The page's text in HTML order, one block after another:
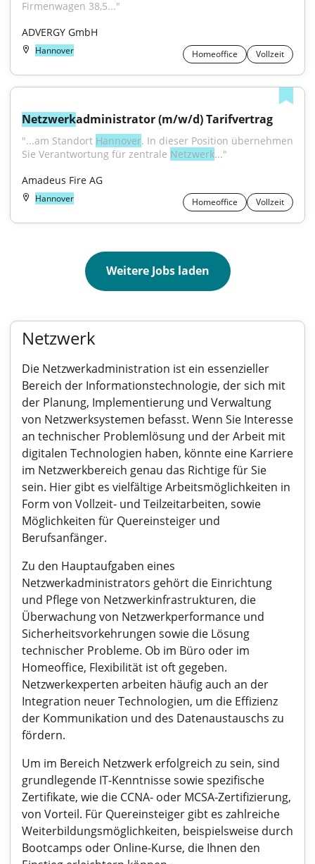
Firmenwagen 38,5..."
ADVERGY GmbH
Hannover Homeoffice Vollzeit
Netzwerkadministrator (m/w/d) Tarifvertrag
"...am Standort Hannover. In dieser Position übernehmen
Sie Verantwortung für zentrale Netzwerk..."
Amadeus Fire AG
Hannover Homeoffice Vollzeit
Weitere Jobs laden
Netzwerk
Die Netzwerkadministration ist ein essenzieller
Bereich der Informationstechnologie, der sich mit
der Planung, Implementierung und Verwaltung
von Netzwerksystemen befasst. Wenn Sie Interesse
an technischer Problemlösung und der Arbeit mit
digitalen Technologien haben, könnte eine Karriere
im Netzwerkbereich genau das Richtige für Sie
sein. Hier gibt es vielfältige Arbeitsmöglichkeiten in
Form von Vollzeit- und Teilzeitarbeiten, sowie
Möglichkeiten für Quereinsteiger und
Berufsanfänger.
Zu den Hauptaufgaben eines
Netzwerkadministrators gehört die Einrichtung
und Pflege von Netzwerkinfrastrukturen, die
Überwachung von Netzwerkperformance und
Sicherheitsvorkehrungen sowie die Lösung
technischer Probleme. Ob im Büro oder im
Homeoffice, Flexibilität ist oft gegeben.
Netzwerkexperten arbeiten häufig auch an der
Integration neuer Technologien, um die Effizienz
der Kommunikation und des Datenaustauschs zu
fördern.
Um im Bereich Netzwerk erfolgreich zu sein, sind
grundlegende IT-Kenntnisse sowie spezifische
Zertifikate, wie die CCNA- oder MCSA-Zertifizierung,
von Vorteil. Für Quereinsteiger gibt es zahlreiche
Weiterbildungsmöglichkeiten, beispielsweise durch
Bootcamps oder Online-Kurse, die Ihnen den